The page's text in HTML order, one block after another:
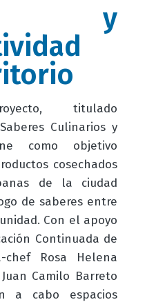
y
titulado
Culinarios y
como objetivo
cosechados
de la ciudad
de saberes entre
Con el apoyo
Continuada de
chef Rosa Helena
Camilo Barreto
a cabo espacios